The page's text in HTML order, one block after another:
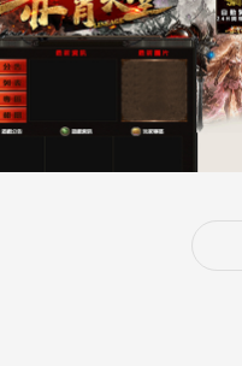
5000客戶展示案例14